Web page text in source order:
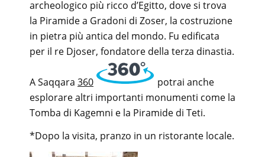
archeologico più ricco d’Egitto, dove si trova
la Piramide a Gradoni di Zoser, la costruzione
in pietra più antica del mondo. Fu edificata
per il re Djoser, fondatore della terza dinastia.
A Saqqara 360
potrai anche
esplorare altri importanti monumenti come la
Tomba di Kagemni e la Piramide di Teti.
*Dopo la visita, pranzo in un ristorante locale.